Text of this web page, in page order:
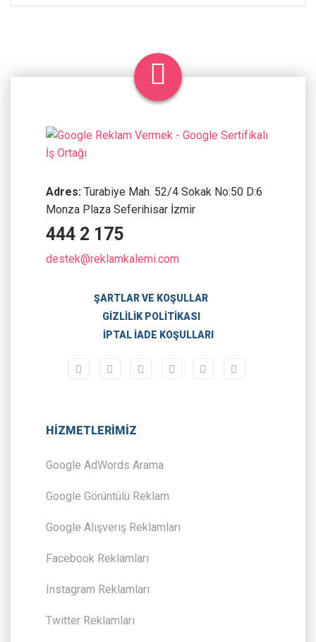
Adres: Turabiye Mah. 52/4 Sokak No:50 D:6
Monza Plaza Seferihisar İzmir
444 2 175
destek@reklamkalemi.com
ŞARTLAR VE KOŞULLAR
GIZLILIK POLITIKASI
İPTAL İADE KOŞULLARI
HİZMETLERİMİZ
Google AdWords Arama
Google Görüntülü Reklam
Google Alışveriş Reklamları
Facebook Reklamları
Instagram Reklamları
Twitter Reklamları